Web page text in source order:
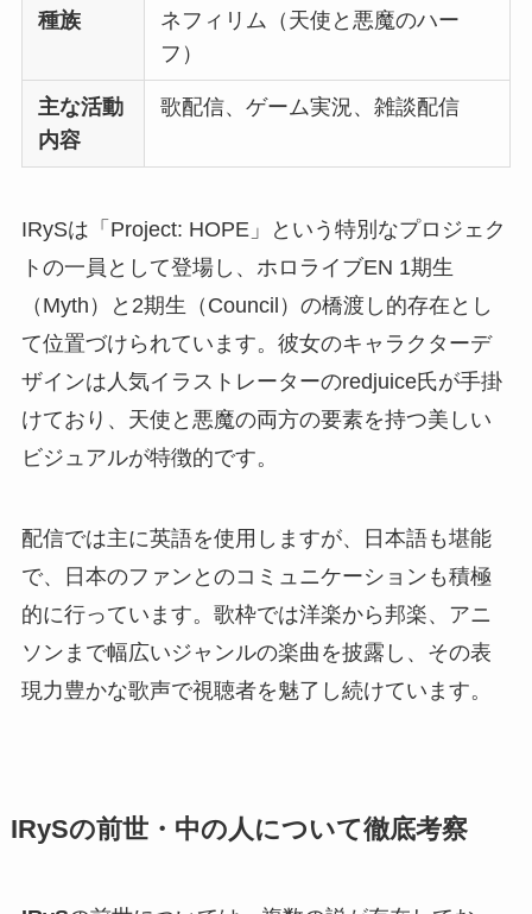
種族
ネフィリム（天使と悪魔のハー
フ）
主な活動
内容
歌配信、ゲーム実況、雑談配信
IRySは「Project: HOPE」という特別なプロジェク
トの一員として登場し、ホロライブEN 1期生
（Myth）と2期生（Council）の橋渡し的存在とし
て位置づけられています。彼女のキャラクターデ
ザインは人気イラストレーターのredjuice氏が手掛
けており、天使と悪魔の両方の要素を持つ美しい
ビジュアルが特徴的です。
配信では主に英語を使用しますが、日本語も堪能
で、日本のファンとのコミュニケーションも積極
的に行っています。歌枠では洋楽から邦楽、アニ
ソンまで幅広いジャンルの楽曲を披露し、その表
現力豊かな歌声で視聴者を魅了し続けています。
IRySの前世・中の人について徹底考察